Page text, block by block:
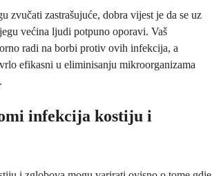
zvučati zastrašujuće, dobra vijest je da se uz
većina ljudi potpuno oporavi. Vaš
radi na borbi protiv ovih infekcija, a
efikasni u eliminisanju mikroorganizama
infekcija kostiju i